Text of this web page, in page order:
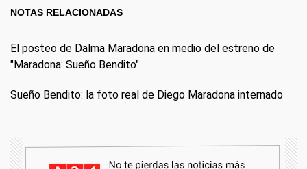
NOTAS RELACIONADAS
El posteo de Dalma Maradona en medio del estreno de
"Maradona: Sueño Bendito"
Sueño Bendito: la foto real de Diego Maradona internado